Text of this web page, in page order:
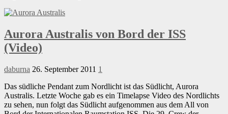
Aurora Australis von Bord der ISS
(Video)
daburna 26. September 2011 1
Das südliche Pendant zum Nordlicht ist das Südlicht, Aurora
Australis. Letzte Woche gab es ein Timelapse Video des Nordlichts
zu sehen, nun folgt das Südlicht aufgenommen aus dem All von